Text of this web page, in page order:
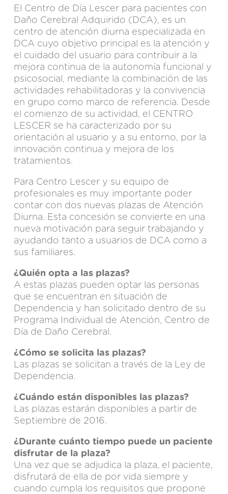
El Centro de Día Lescer para pacientes con
Daño Cerebral Adquirido (DCA), es un
centro de atención diurna especializada en
DCA cuyo objetivo principal es la atención y
el cuidado del usuario para contribuir a la
mejora continua de la autonomía funcional y
psicosocial, mediante la combinación de las
actividades rehabilitadoras y la convivencia
en grupo como marco de referencia. Desde
el comienzo de su actividad, el CENTRO
LESCER se ha caracterizado por su
orientación al usuario y a su entorno, por la
innovación continua y mejora de los
tratamientos.
Para Centro Lescer y su equipo de
profesionales es muy importante poder
contar con dos nuevas plazas de Atención
Diurna. Esta concesión se convierte en una
nueva motivación para seguir trabajando y
ayudando tanto a usuarios de DCA como a
sus familiares.
¿Quién opta a las plazas?
A estas plazas pueden optar las personas
que se encuentran en situación de
Dependencia y han solicitado dentro de su
Programa Individual de Atención, Centro de
Día de Daño Cerebral.
¿Cómo se solicita las plazas?
Las plazas se solicitan a través de la Ley de
Dependencia.
¿Cuándo están disponibles las plazas?
Las plazas estarán disponibles a partir de
Septiembre de 2016.
¿Durante cuánto tiempo puede un paciente
disfrutar de la plaza?
Una vez que se adjudica la plaza, el paciente,
disfrutará de ella de por vida siempre y
cuando cumpla los requisitos que propone